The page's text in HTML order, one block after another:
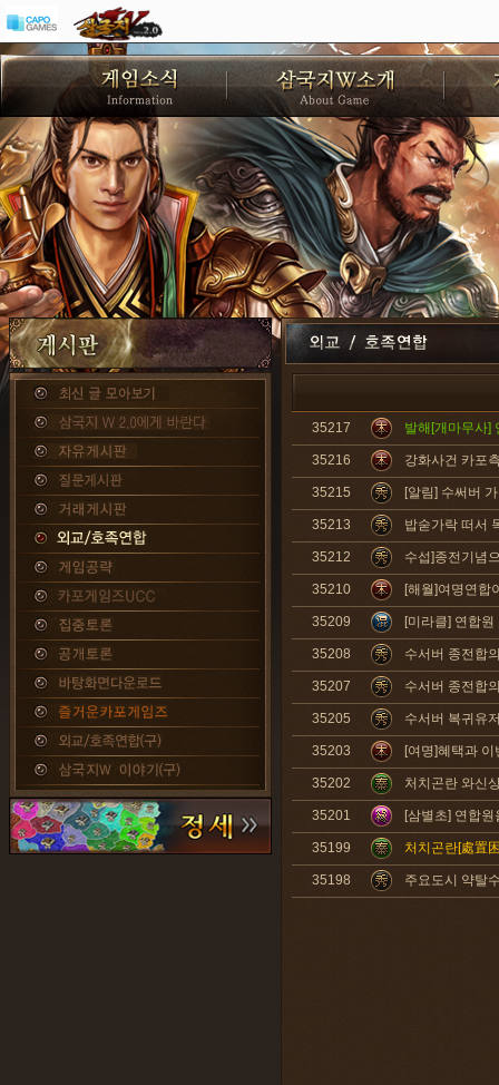
35217 발해[개마무사]
35216 강화사건 카포
35215 [알림] 수써버
35213 밥숟가락 떠서
35212 수섭]종전기념
35210 [해월]여명연합
35209 [미라클] 연합
35208 수서버 종전합
35207 수서버 종전합
35205 수서버 복귀유
35203 [여명]혜택과
35202 처치곤란 와신
35201 [삼별초] 연합
35199 처치곤란[處置
35198 주요도시 약탈